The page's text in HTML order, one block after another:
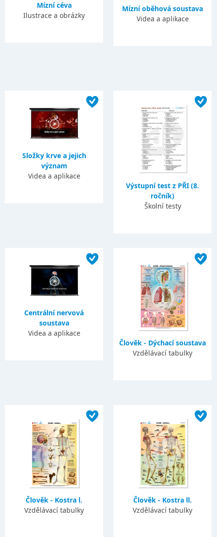
Mízní céva
Ilustrace a obrázky
Mízní oběhová soustava
Videa a aplikace
Složky krve a jejich
význam
Videa a aplikace
Výstupní test z PŘI (8.
ročník)
Školní testy
Centrální nervová
soustava
Videa a aplikace
Člověk - Dýchací soustava
Vzdělávací tabulky
Člověk - Kostra l.
Vzdělávací tabulky
Člověk - Kostra ll.
Vzdělávací tabulky